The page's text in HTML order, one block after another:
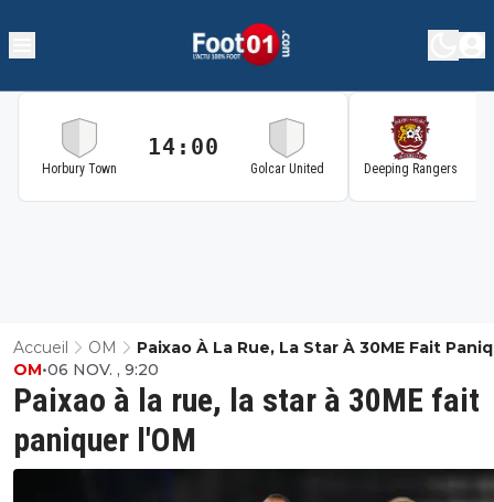
Horbury Town
14:00
Golcar United Deeping Rangers
Accueil OM
Paixao À La Rue, La Star À 30ME Fait
L'OM
Paixao à la rue, la star à 30ME fait
paniquer l'OM
OM•06 NOV. , 9:20